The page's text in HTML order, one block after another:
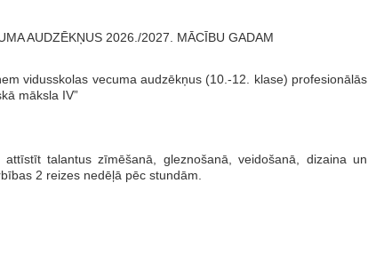
AUDZĒKŅUS 2026./2027. MĀCĪBU GADAM
vidusskolas vecuma audzēkņus (10.-12. klase) profesionālās
māksla IV”
talantus zīmēšanā, gleznošanā, veidošanā, dizaina un
2 reizes nedēļā pēc stundām.